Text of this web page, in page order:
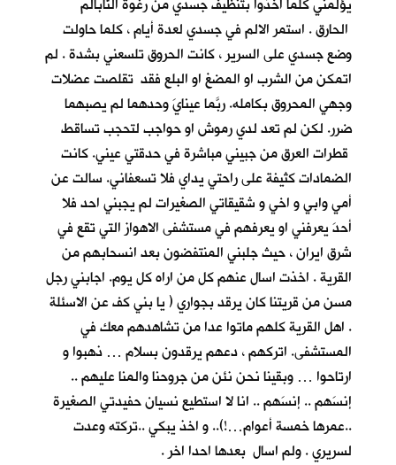
الحارق . استمر الالم في جسدي لعدة أيام ، كلما حاولت
وضع جسدي على السرير ، كانت الحروق تلسعني بشدة . لم
اتمكن من الشرب او المضغ او البلع فقد تقلصت عضلات
وجهي المحروق بكامله. ربَّما عينايَ وحدهما لم يصبهما
ضرر. لكن لم تعد لدي رموش او حواجب لتحجب تساقط
قطرات العرق من جبيني مباشرة في حدقتي عيني. كانت
الضمادات كثيفة على راحتي يداي فلا تسعفاني. سالت عن
أمي وابي و اخي و شقيقاتي الصغيرات لم يجبني احد فلا
أحدَ يعرفني او يعرفهم في مستشفى الاهواز التي تقع في
شرق ايران ، حيث جلبني المنتفضون بعد انسحابهم من
القرية . اخذت اسال عنهم كل من اراه كل يوم. اجابني رجل
مسن من قريتنا كان يرقد بجواري ( يا بني كف عن الاسئلة
. اهل القرية كلهم ماتوا عدا من تشاهدهم معك في
المستشفى. اتركهم ، دعهم يرقدون بسلام … ذهبوا و
ارتاحوا … وبقينا نحن نئن من جروحنا والمنا عليهم ..
إنسَهم .. إنسَهم .. انا لا استطيع نسيان حفيدتي الصغيرة
..عمرها خمسة أعوام…!).. و اخذ يبكي ..تركته وعدت
لسريري . ولم اسال بعدها احدا اخر .